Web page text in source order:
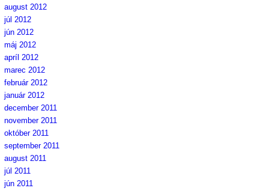
august 2012
júl 2012
jún 2012
máj 2012
apríl 2012
marec 2012
február 2012
január 2012
december 2011
november 2011
október 2011
september 2011
august 2011
júl 2011
jún 2011